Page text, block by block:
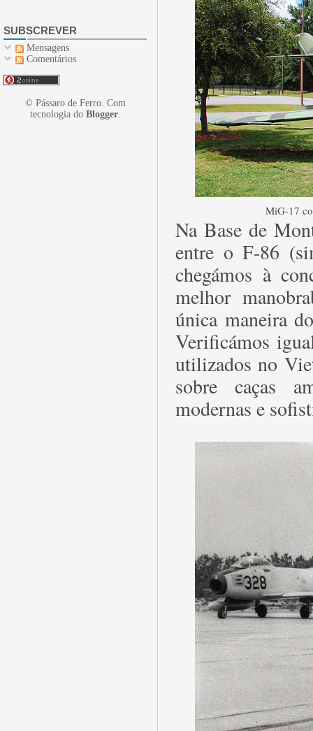
SUBSCREVER
Mensagens
Comentários
© Pássaro de Ferro. Com
tecnologia do Blogger.
MiG-17
Na Base de
entre o F-86
chegámos à
melhor
única maneira
Verificámos
utilizados no
sobre caças
modernas e